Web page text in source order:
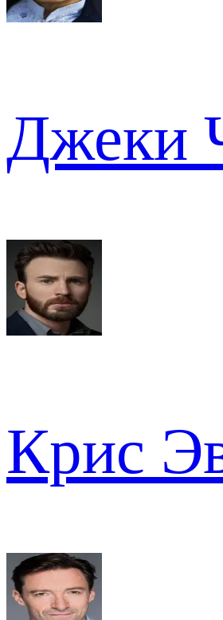
Джеки
Крис